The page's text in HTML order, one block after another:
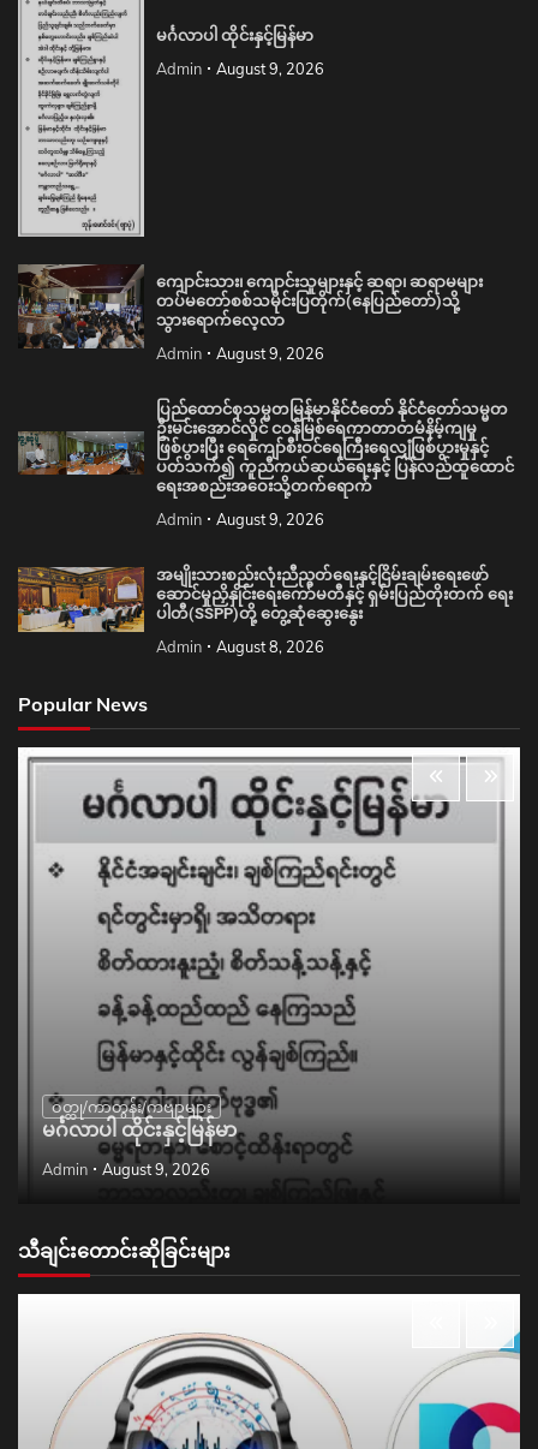
မင်္ဂလာပါ ထိုင်းနှင့်မြန်မာ
Admin August 9, 2026
ကျောင်းသား၊ ကျောင်းသူများနှင့် ဆရာ၊ ဆရာမများ
တပ်မတော်စစ်သမိုင်းပြတိုက်(နေပြည်တော်)သို့
သွားရောက်လေ့လာ
Admin August 9, 2026
ပြည်ထောင်စုသမ္မတမြန်မာနိုင်ငံတော် နိုင်ငံတော်သမ္မတ
ဦးမင်းအောင်လှိုင် ငဝန်မြစ်ရေကာတာတမံနိမ့်ကျမှု
ဖြစ်ပွားပြီး ရေကျော်စီးဝင်ရေကြီးရေလျှံဖြစ်ပွားမှုနှင့်
ပတ်သက်၍ ကူညီကယ်ဆယ်ရေးနှင့် ပြန်လည်ထူထောင်
ရေးအစည်းအဝေးသို့တက်ရောက်
Admin August 9, 2026
အမျိုးသားစည်းလုံးညီညွတ်ရေးနှင့်ငြိမ်းချမ်းရေးဖော်
ဆောင်မှုညှိနှိုင်းရေးကော်မတီနှင့် ရှမ်းပြည်တိုးတက် ရေး
ပါတီ(SSPP)တို့ တွေ့ဆုံဆွေးနွေး
Admin August 8, 2026
Popular News
ဝတ္ထု/ကာတွန်း/ကဗျာများ
မင်္ဂလာပါ ထိုင်းနှင့်မြန်မာ
Admin August 9, 2026
သီချင်းတောင်းဆိုခြင်းများ